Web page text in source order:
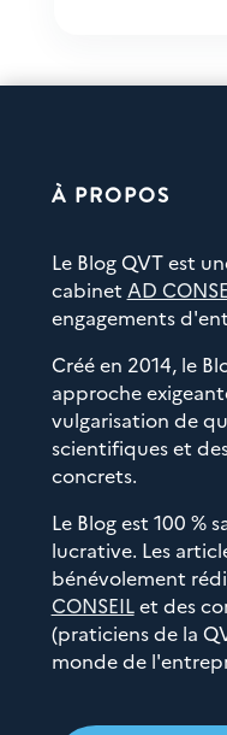
À PROPOS
Le Blog QVT est
cabinet AD
engagements
Créé en 2014, le
approche
vulgarisation de
scientifiques et
concrets.
Le Blog est 100 %
lucrative. Les
bénévolement
CONSEILet des
(praticiens de la
monde de